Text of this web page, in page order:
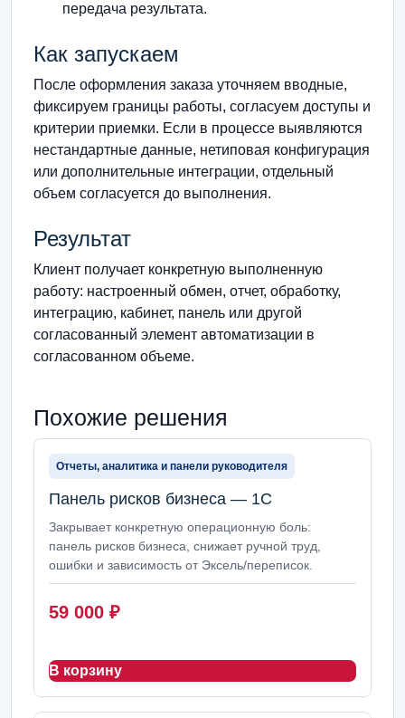
передача результата.
Как запускаем
После оформления заказа уточняем вводные,
фиксируем границы работы, согласуем доступы и
критерии приемки. Если в процессе выявляются
нестандартные данные, нетиповая конфигурация
или дополнительные интеграции, отдельный
объем согласуется до выполнения.
Результат
Клиент получает конкретную выполненную
работу: настроенный обмен, отчет, обработку,
интеграцию, кабинет, панель или другой
согласованный элемент автоматизации в
согласованном объеме.
Похожие решения
Отчеты, аналитика и панели руководителя
Панель рисков бизнеса — 1С
Закрывает конкретную операционную боль:
панель рисков бизнеса, снижает ручной труд,
ошибки и зависимость от Эксель/переписок.
59 000 ₽
В корзину